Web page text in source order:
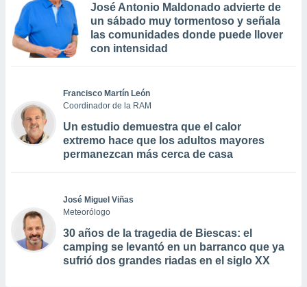
José Antonio Maldonado advierte de
un sábado muy tormentoso y señala
las comunidades donde puede llover
con intensidad
Francisco Martín León
Coordinador de la RAM
Un estudio demuestra que el calor
extremo hace que los adultos mayores
permanezcan más cerca de casa
José Miguel Viñas
Meteorólogo
30 años de la tragedia de Biescas: el
camping se levantó en un barranco que ya
sufrió dos grandes riadas en el siglo XX